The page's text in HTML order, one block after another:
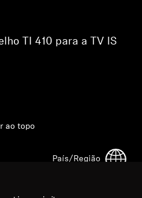
TI 410 para a TV IS
ao topo
País/Região